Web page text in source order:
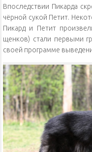
Впоследствии Пикарда
чёрной сукой Петит.
Пикард и Петит
щенков) стали первыми
своей программе